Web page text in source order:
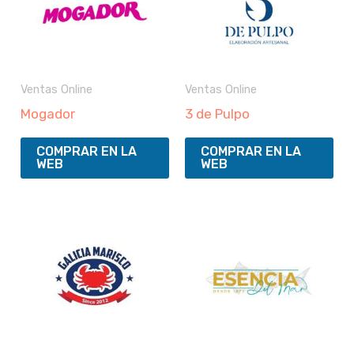
Ventas Online
Mogador
COMPRAR EN LA
WEB
Ventas Online
3 de Pulpo
COMPRAR EN LA
WEB